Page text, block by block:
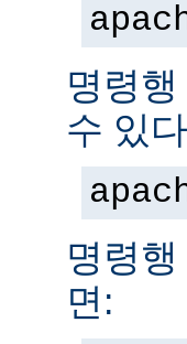
명령
수 있
명령
면: